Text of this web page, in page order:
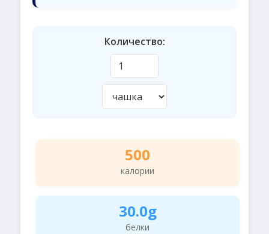
Количество:
500
калории
30.0g
белки